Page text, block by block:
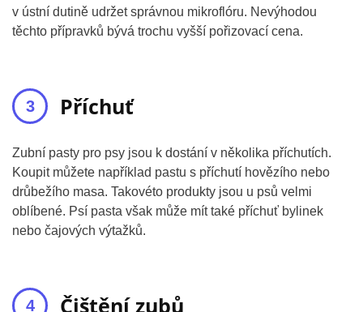
v ústní dutině udržet správnou mikroflóru. Nevýhodou
těchto přípravků bývá trochu vyšší pořizovací cena.
Příchuť
Zubní pasty pro psy jsou k dostání v několika příchutích.
Koupit můžete například pastu s příchutí hovězího nebo
drůbežího masa. Takovéto produkty jsou u psů velmi
oblíbené. Psí pasta však může mít také příchuť bylinek
nebo čajových výtažků.
Čištění zubů